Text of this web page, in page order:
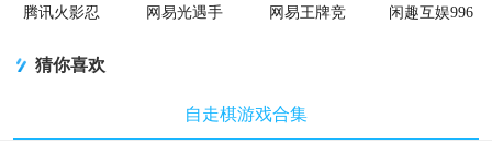
腾讯火影忍
网易光遇手
网易王牌竞
闲趣互娱996
猜你喜欢
自走棋游戏合集